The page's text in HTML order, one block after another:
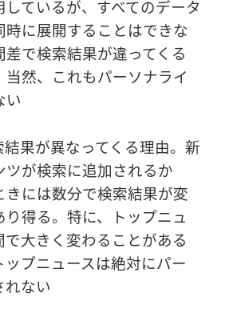
ているが、すべてのデータ
時に展開することはできな
差で検索結果が違ってくる
当然、これもパーソナライ
い
果が異なってくる理由。新
ツが検索に追加されるか
きには数分で検索結果が変
り得る。特に、トップニュ
で大きく変わることがある
プニュースは絶対にパー
れない